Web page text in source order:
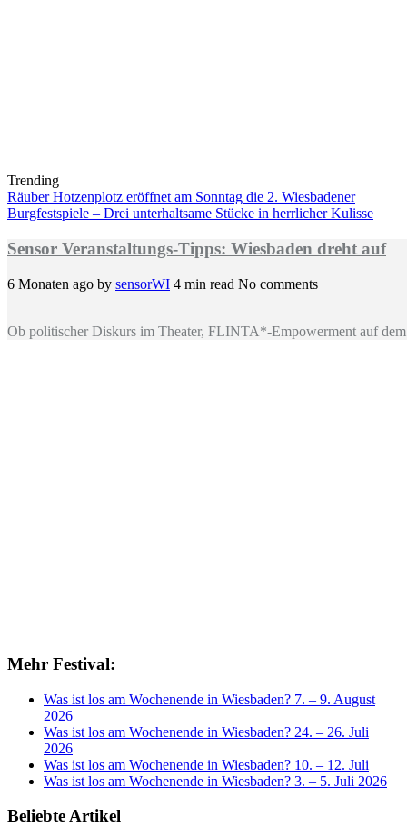
Trending
Räuber Hotzenplotz eröffnet am Sonntag die 2. Wiesbadener
Burgfestspiele – Drei unterhaltsame Stücke in herrlicher Kulisse
Sensor Veranstaltungs-Tipps: Wiesbaden dreht auf
6 Monaten ago by sensorWI 4 min read No comments
Ob politischer Diskurs im Theater, FLINTA*-Empowerment auf
Mehr Festival:
Was ist los am Wochenende in Wiesbaden? 7. – 9. August
2026
Was ist los am Wochenende in Wiesbaden? 24. – 26. Juli
2026
Was ist los am Wochenende in Wiesbaden? 10. – 12. Juli
Was ist los am Wochenende in Wiesbaden? 3. – 5. Juli 2026
Beliebte Artikel